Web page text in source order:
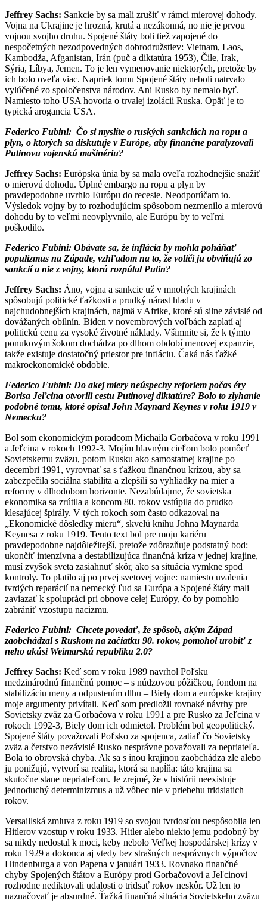
Jeffrey Sachs: Sankcie by sa mali zrušiť v rámci mierovej dohody.
Vojna na Ukrajine je hrozná, krutá a nezákonná, no nie je prvou
vojnou svojho druhu. Spojené štáty boli tiež zapojené do
nespočetných nezodpovedných dobrodružstiev: Vietnam, Laos,
Kambodža, Afganistan, Irán (puč a diktatúra 1953), Čile, Irak,
Sýria, Líbya, Jemen. To je len vymenovanie niektorých, pretože by
ich bolo oveľa viac. Napriek tomu Spojené štáty neboli natrvalo
vylúčené zo spoločenstva národov. Ani Rusko by nemalo byť.
Namiesto toho USA hovoria o trvalej izolácii Ruska. Opäť je to
typická arogancia USA.
Federico Fubini: Čo si myslíte o ruských sankciách na ropu a
plyn, o ktorých sa diskutuje v Európe, aby finančne paralyzovali
Putinovu vojenskú mašinériu?
Jeffrey Sachs: Európska únia by sa mala oveľa rozhodnejšie snažiť
o mierovú dohodu. Úplné embargo na ropu a plyn by
pravdepodobne uvrhlo Európu do recesie. Neodporúčam to.
Výsledok vojny by to rozhodujúcim spôsobom nezmenilo a mierovú
dohodu by to veľmi neovplyvnilo, ale Európu by to veľmi
poškodilo.
Federico Fubini: Obávate sa, že inflácia by mohla poháňať
populizmus na Západe, vzhľadom na to, že voliči ju obviňujú zo
sankcií a nie z vojny, ktorú rozpútal Putin?
Jeffrey Sachs: Áno, vojna a sankcie už v mnohých krajinách
spôsobujú politické ťažkosti a prudký nárast hladu v
najchudobnejších krajinách, najmä v Afrike, ktoré sú silne závislé od
dovážaných obilnín. Biden v novembrových voľbách zaplatí aj
politickú cenu za vysoké životné náklady. Všimnite si, že k týmto
ponukovým šokom dochádza po dlhom období menovej expanzie,
takže existuje dostatočný priestor pre infláciu. Čaká nás ťažké
makroekonomické obdobie.
Federico Fubini: Do akej miery neúspechy reforiem počas éry
Borisa Jeľcina otvorili cestu Putinovej diktatúre? Bolo to zlyhanie
podobné tomu, ktoré opísal John Maynard Keynes v roku 1919 v
Nemecku?
Bol som ekonomickým poradcom Michaila Gorbačova v roku 1991
a Jeľcina v rokoch 1992-3. Mojím hlavným cieľom bolo pomôcť
Sovietskemu zväzu, potom Rusku ako samostatnej krajine po
decembri 1991, vyrovnať sa s ťažkou finančnou krízou, aby sa
zabezpečila sociálna stabilita a zlepšili sa vyhliadky na mier a
reformy v dlhodobom horizonte. Nezabúdajme, že sovietska
ekonomika sa zrútila a koncom 80. rokov vstúpila do prudko
klesajúcej špirály. V tých rokoch som často odkazoval na
„Ekonomické dôsledky mieru“, skvelú knihu Johna Maynarda
Keynesa z roku 1919. Tento text bol pre moju kariéru
pravdepodobne najdôležitejší, pretože zdôrazňuje podstatný bod:
ukončiť intenzívna a destabilizujúca finančná kríza v jednej krajine,
musí zvyšok sveta zasiahnuť skôr, ako sa situácia vymkne spod
kontroly. To platilo aj po prvej svetovej vojne: namiesto uvalenia
tvrdých reparácií na nemecký ľud sa Európa a Spojené štáty mali
zaviazať k spolupráci pri obnove celej Európy, čo by pomohlo
zabrániť vzostupu nacizmu.
Federico Fubini: Chcete povedať, že spôsob, akým Západ
zaobchádzal s Ruskom na začiatku 90. rokov, pomohol urobiť z
neho akúsi Weimarskú republiku 2.0?
Jeffrey Sachs: Keď som v roku 1989 navrhol Poľsku
medzinárodnú finančnú pomoc – s núdzovou pôžičkou, fondom na
stabilizáciu meny a odpustením dlhu – Biely dom a európske krajiny
moje argumenty privítali. Keď som predložil rovnaké návrhy pre
Sovietsky zväz za Gorbačova v roku 1991 a pre Rusko za Jeľcina v
rokoch 1992-3, Biely dom ich odmietol. Problém bol geopolitický.
Spojené štáty považovali Poľsko za spojenca, zatiaľ čo Sovietsky
zväz a čerstvo nezávislé Rusko nesprávne považovali za nepriateľa.
Bola to obrovská chyba. Ak sa s inou krajinou zaobchádza zle alebo
ju ponižujú, vytvorí sa realita, ktorá sa napĺňa: táto krajina sa
skutočne stane nepriateľom. Je zrejmé, že v histórii neexistuje
jednoduchý determinizmus a už vôbec nie v priebehu tridsiatich
rokov.
Versaillská zmluva z roku 1919 so svojou tvrdosťou nespôsobila len
Hitlerov vzostup v roku 1933. Hitler alebo niekto jemu podobný by
sa nikdy nedostal k moci, keby nebolo Veľkej hospodárskej krízy v
roku 1929 a dokonca aj vtedy bez strašných nesprávnych výpočtov
Hindenburga a von Papena v januári 1933. Rovnako finančné
chyby Spojených štátov a Európy proti Gorbačovovi a Jeľcinovi
rozhodne nediktovali udalosti o tridsať rokov neskôr. Už len to
naznačovať je absurdné. Ťažká finančná situácia Sovietskeho zväzu